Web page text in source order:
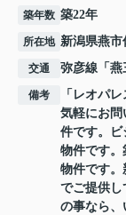
築年数 築22年
所在地 新潟県燕市
交通 弥彦線 「 燕
備考
「レオパ
気軽にお問
件です。ビ
物件です。
物件です。
でご提供し
の事なら、